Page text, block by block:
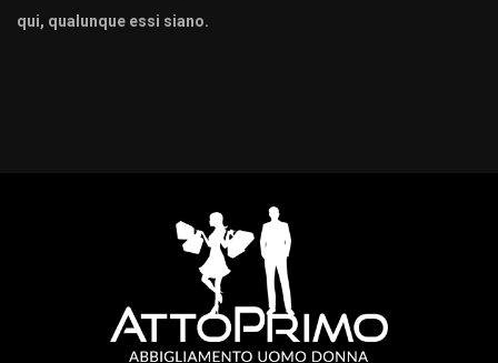
qui, qualunque essi siano.